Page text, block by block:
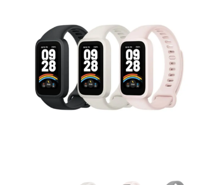
Remember me Lost password?